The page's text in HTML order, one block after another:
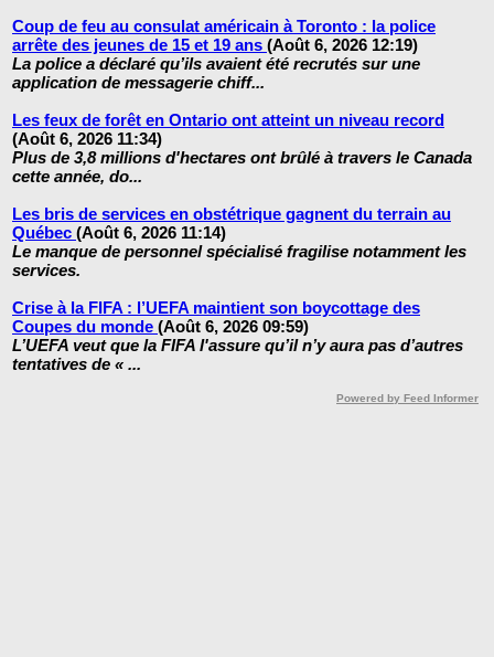
Coup de feu au consulat américain à Toronto : la police
arrête des jeunes de 15 et 19 ans (Août 6, 2026 12:19)
La police a déclaré qu’ils avaient été recrutés sur une
application de messagerie chiff...
Les feux de forêt en Ontario ont atteint un niveau record
(Août 6, 2026 11:34)
Plus de 3,8 millions d'hectares ont brûlé à travers le Canada
cette année, do...
Les bris de services en obstétrique gagnent du terrain au
Québec (Août 6, 2026 11:14)
Le manque de personnel spécialisé fragilise notamment les
services.
Crise à la FIFA : l’UEFA maintient son boycottage des
Coupes du monde (Août 6, 2026 09:59)
L’UEFA veut que la FIFA l'assure qu’il n’y aura pas d’autres
tentatives de « ...
Powered by Feed Informer